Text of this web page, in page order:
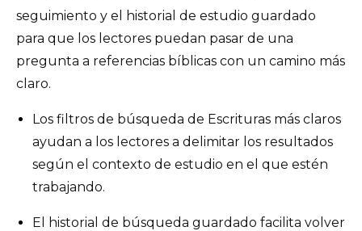
seguimiento y el historial de estudio guardado
para que los lectores puedan pasar de una
pregunta a referencias bíblicas con un camino más
claro.
Los filtros de búsqueda de Escrituras más claros
ayudan a los lectores a delimitar los resultados
según el contexto de estudio en el que estén
trabajando.
El historial de búsqueda guardado facilita volver